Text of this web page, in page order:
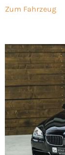
Zum Fahrzeug